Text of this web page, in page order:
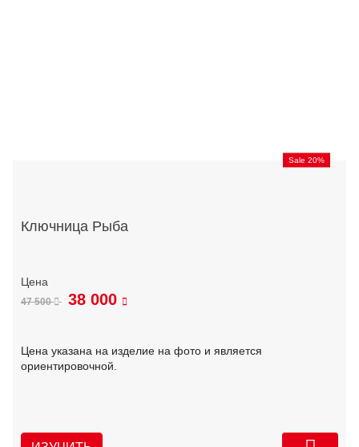
Sale 20%
Ключница Рыба
47 500 38 000
Цена указана на изделие на фото и является
ориентировочной.